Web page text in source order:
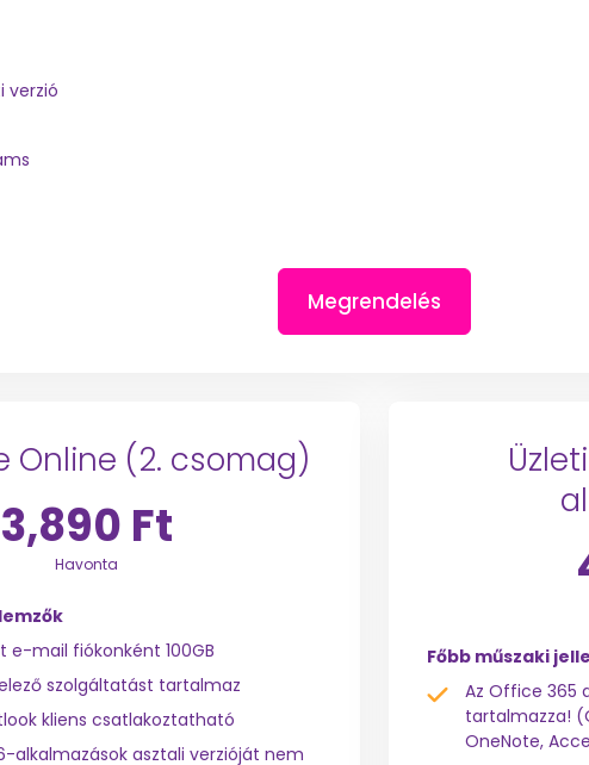
verzió
Megrendelés
Online (2. csomag)
3,890 Ft
Havonta
e-mail fiókonként 100GB
szolgáltatást tartalmaz
kliens csatlakoztatható
alkalmazások asztali verzióját nem
Főbb műszaki
Az Office 365
tartalmazza!
OneNote,